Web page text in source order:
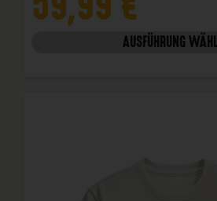
AUSFÜHRUNG